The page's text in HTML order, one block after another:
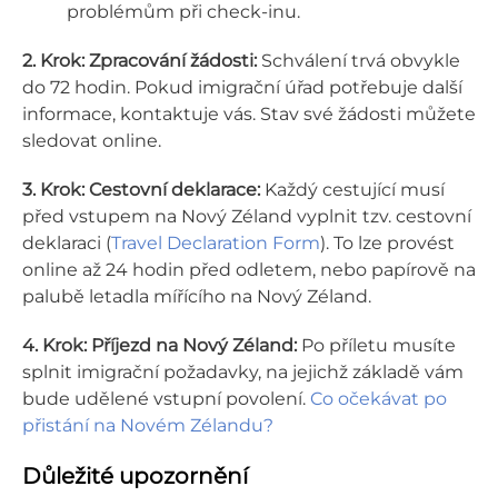
problémům při check-inu.
2. Krok: Zpracování žádosti: Schválení trvá obvykle
do 72 hodin. Pokud imigrační úřad potřebuje další
informace, kontaktuje vás. Stav své žádosti můžete
sledovat online.
3. Krok: Cestovní deklarace: Každý cestující musí
před vstupem na Nový Zéland vyplnit tzv. cestovní
deklaraci (Travel Declaration Form). To lze provést
online až 24 hodin před odletem, nebo papírově na
palubě letadla mířícího na Nový Zéland.
4. Krok: Příjezd na Nový Zéland: Po příletu musíte
splnit imigrační požadavky, na jejichž základě vám
bude udělené vstupní povolení. Co očekávat po
přistání na Novém Zélandu?
Důležité upozornění